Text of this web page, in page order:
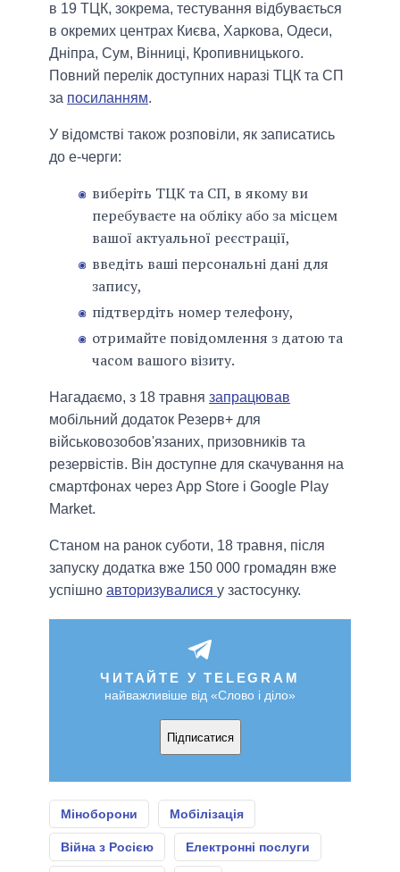
в 19 ТЦК, зокрема, тестування відбувається
в окремих центрах Києва, Харкова, Одеси,
Дніпра, Сум, Вінниці, Кропивницького.
Повний перелік доступних наразі ТЦК та СП
за посиланням.
У відомстві також розповіли, як записатись
до е-черги:
виберіть ТЦК та СП, в якому ви
перебуваєте на обліку або за місцем
вашої актуальної реєстрації,
введіть ваші персональні дані для
запису,
підтвердіть номер телефону,
отримайте повідомлення з датою та
часом вашого візиту.
Нагадаємо, з 18 травня запрацював
мобільний додаток Резерв+ для
військовозобов'язаних, призовників та
резервістів. Він доступне для скачування на
смартфонах через App Store і Google Play
Market.
Станом на ранок суботи, 18 травня, після
запуску додатка вже 150 000 громадян вже
успішно авторизувалися у застосунку.
ЧИТАЙТЕ У TELEGRAM
найважливіше від «Слово і діло»
Підписатися
Міноборони Мобілізація
Війна з Росією Електронні послуги